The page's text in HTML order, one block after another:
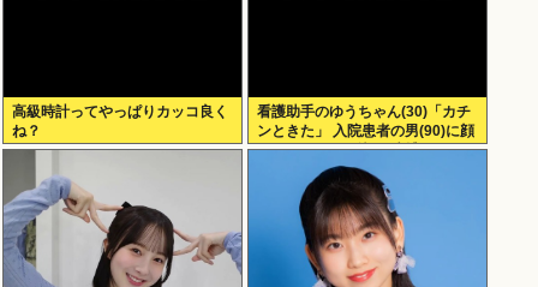
高級時計ってやっぱりカッコ良く
ね？
看護助手のゆうちゃん(30)「カチ
ンときた」 入院患者の男(90)に顔
面パンチを叩き込む 逮捕